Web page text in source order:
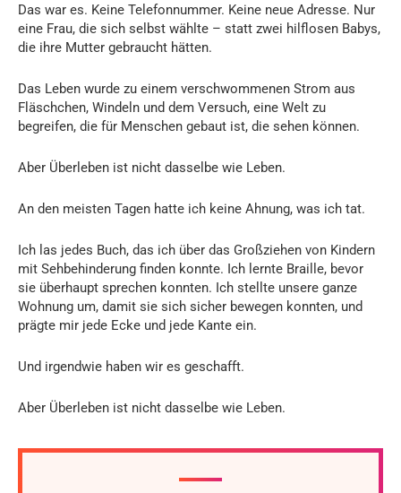
Das war es. Keine Telefonnummer. Keine neue Adresse. Nur
eine Frau, die sich selbst wählte – statt zwei hilflosen Babys,
die ihre Mutter gebraucht hätten.
Das Leben wurde zu einem verschwommenen Strom aus
Fläschchen, Windeln und dem Versuch, eine Welt zu
begreifen, die für Menschen gebaut ist, die sehen können.
Aber Überleben ist nicht dasselbe wie Leben.
An den meisten Tagen hatte ich keine Ahnung, was ich tat.
Ich las jedes Buch, das ich über das Großziehen von Kindern
mit Sehbehinderung finden konnte. Ich lernte Braille, bevor
sie überhaupt sprechen konnten. Ich stellte unsere ganze
Wohnung um, damit sie sich sicher bewegen konnten, und
prägte mir jede Ecke und jede Kante ein.
Und irgendwie haben wir es geschafft.
Aber Überleben ist nicht dasselbe wie Leben.